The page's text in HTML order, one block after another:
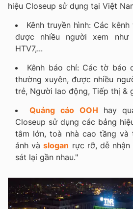
hiệu Closeup sử dụng tại Việt
Kênh truyền hình: Các
được nhiều người xem như
HTV7,...
Kênh báo chí: Các tờ báo
thường xuyên, được nhiều
trẻ, Người lao động, Tiếp thị &
Quảng cáo OOH
hay
Closeup sử dụng các bảng
tâm lớn, toà nhà cao tầng và
ảnh vàslogan rực rỡ, dễ
sát lại gần nhau."